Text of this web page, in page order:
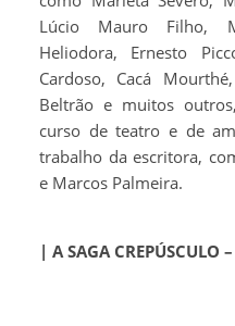
Lúcio Mauro Filho,
Heliodora, Ernesto
Cardoso, Cacá
Beltrão e muitos
curso de teatro e de
trabalho da escritora,
e Marcos Palmeira.
| A SAGA CREPÚSCULO